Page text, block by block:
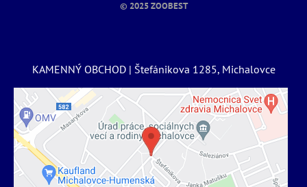
© 2025ZOOBEST
KAMENNÝ OBCHOD | Štefánikova 1285, Michalovce